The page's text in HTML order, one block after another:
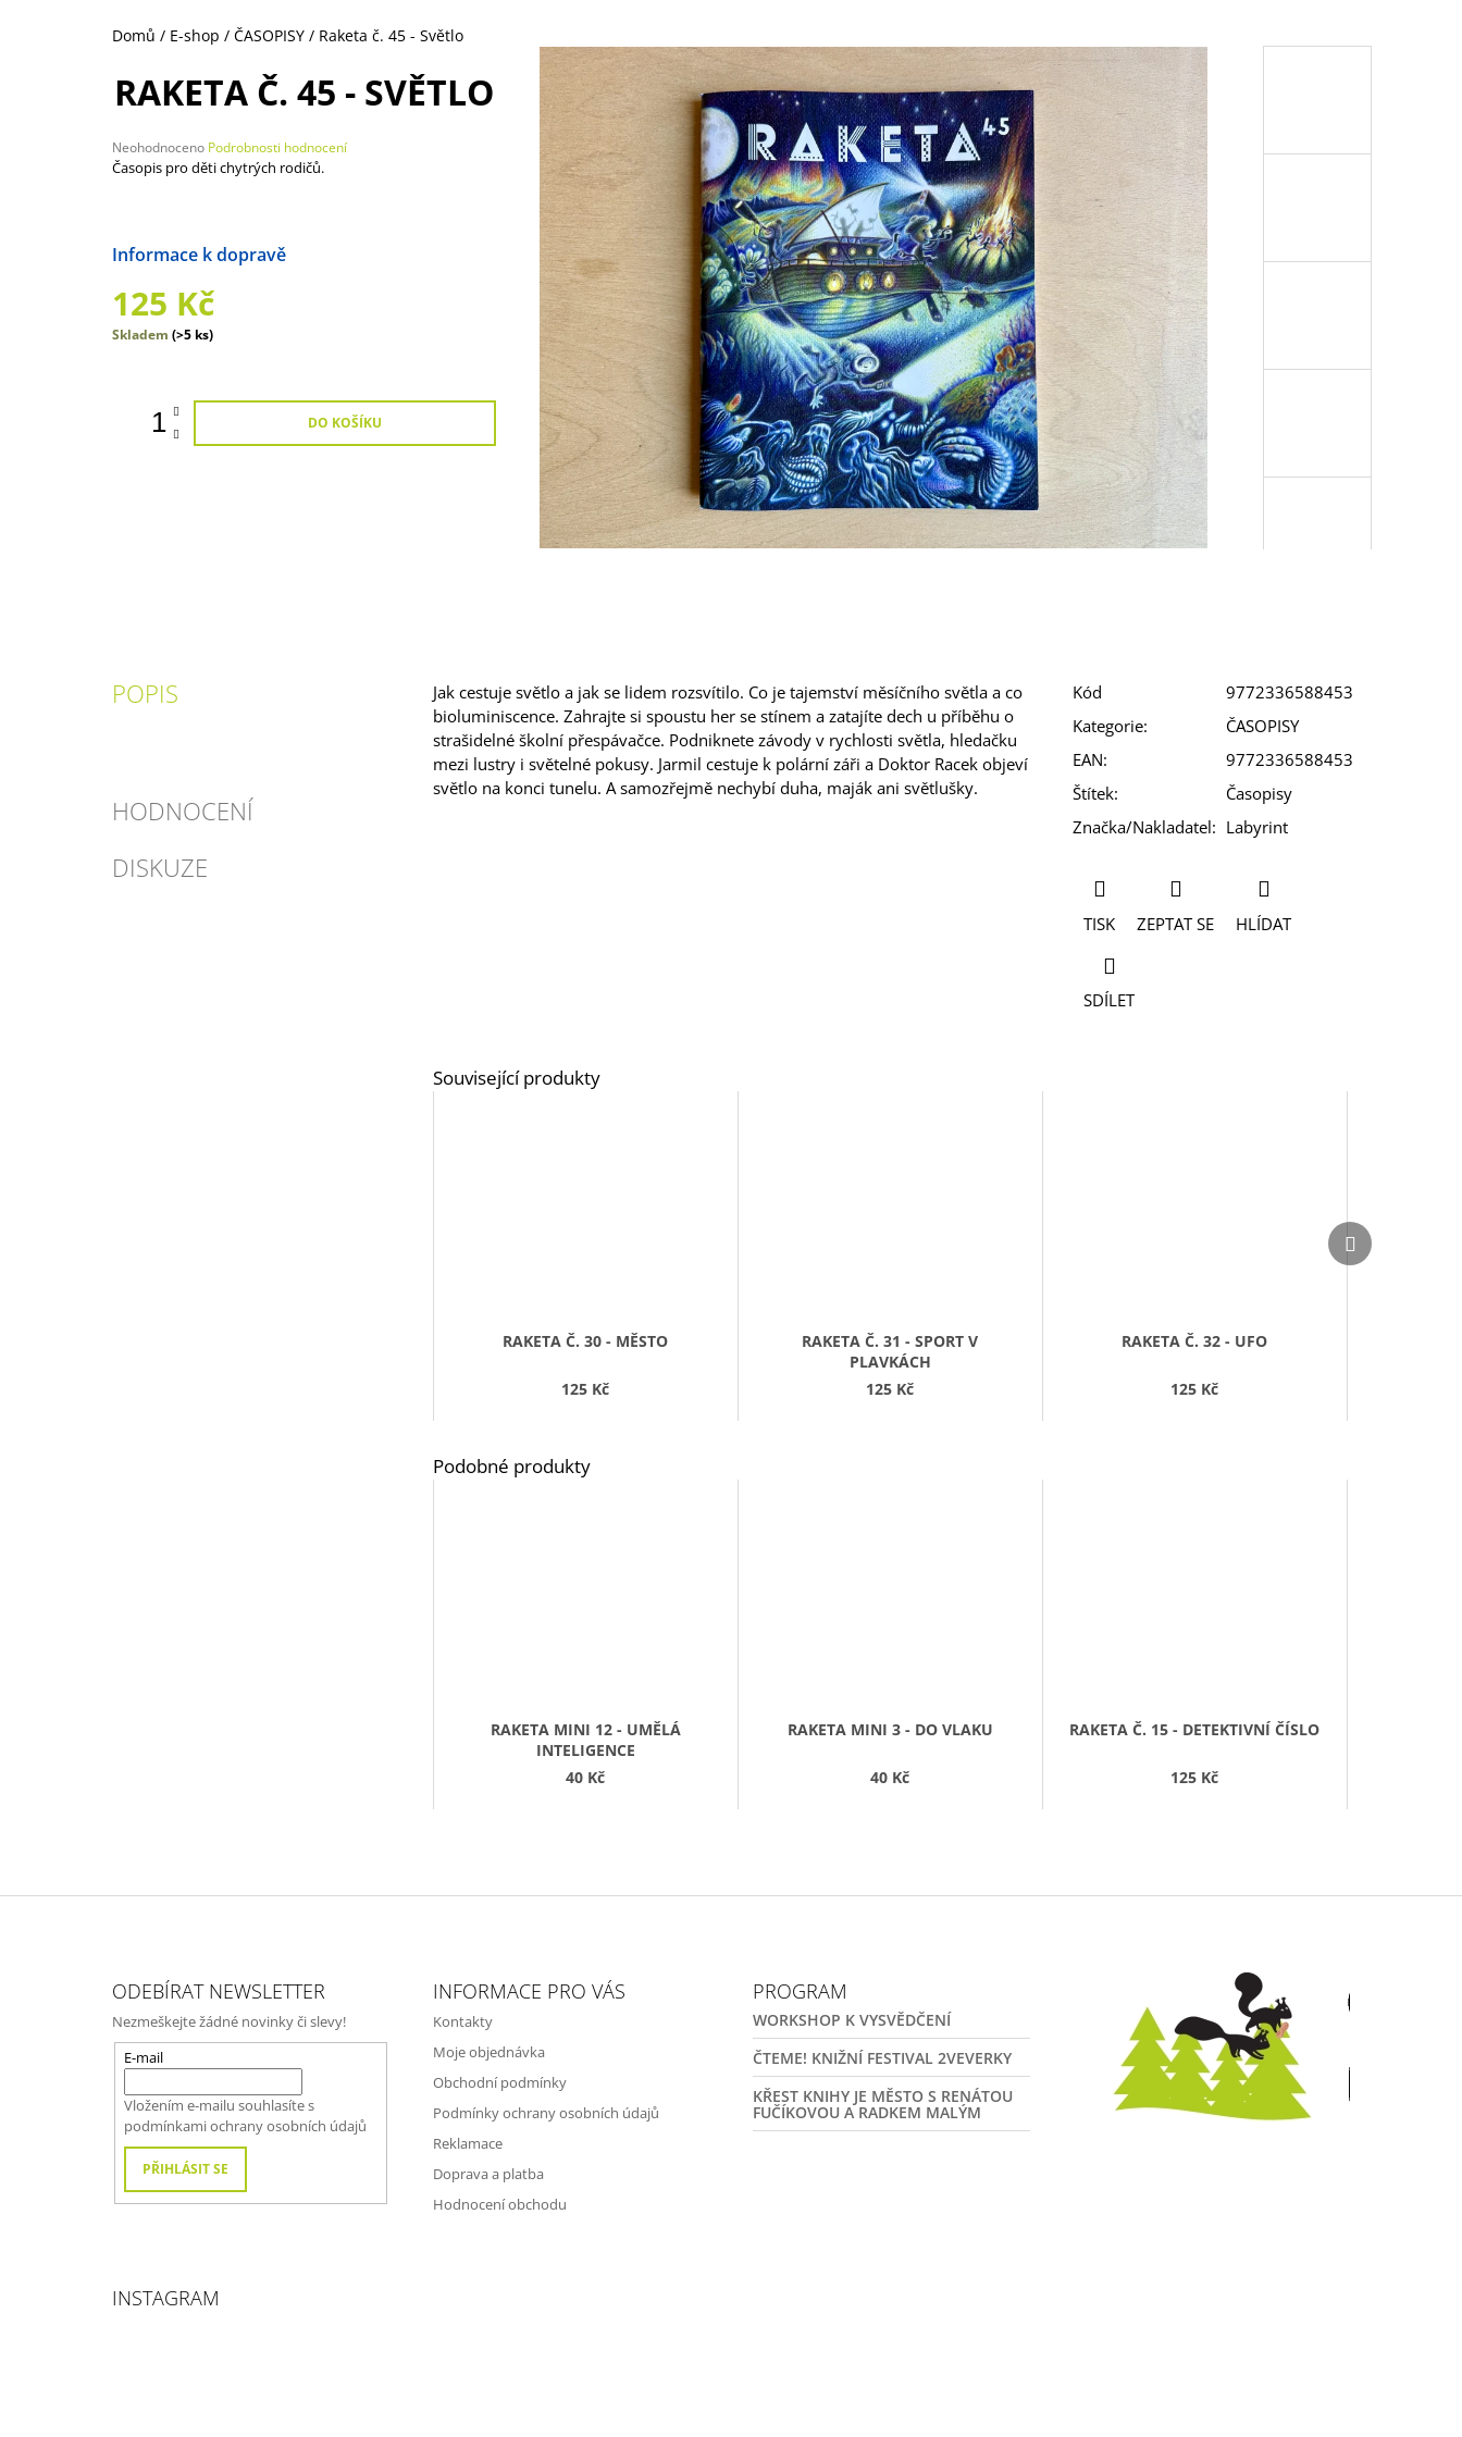
Domů / E-shop / ČASOPISY / Raketa č. 45 - Světlo
RAKETA Č. 45 - SVĚTLO
Průměrné
hodnocení
z
5
Neohodnoceno Podrobnosti hodnocení
Časopis pro děti chytrých rodičů.
125 Kč
Měrná
Skladem (>5 ks)
DO KOŠÍKU
POPIS
HODNOCENÍ
DISKUZE
Jak cestuje světlo a jak se lidem rozsvítilo. Co je tajemství měsíčního světla a co
bioluminiscence. Zahrajte si spoustu her se stínem a zatajíte dech u příběhu o
strašidelné školní přespávačce. Podniknete závody v rychlosti světla, hledačku
mezi lustry i světelné pokusy. Jarmil cestuje k polární záři a Doktor Racek objeví
světlo na konci tunelu. A samozřejmě nechybí duha, maják ani světlušky.
Kód
9772336588453
Kategorie:
ČASOPISY
EAN:
9772336588453
Štítek:
Časopisy
Značka/Nakladatel: Labyrint
TISK ZEPTAT SE HLÍDAT
SDÍLET
RAKETA Č. 30 - MĚSTO
125 Kč
RAKETA Č. 31 - SPORT V
PLAVKÁCH
125 Kč
RAKETA Č. 32 - UFO
125 Kč
Další
produkt
RAKETA MINI 12 - UMĚLÁ
INTELIGENCE
40 Kč
RAKETA MINI 3 - DO VLAKU
40 Kč
RAKETA Č. 15 - DETEKTIVNÍ ČÍSLO
125 Kč
Další
produkt
ODEBÍRAT NEWSLETTER
Nezmeškejte žádné novinky či slevy!
E-mail
Vložením e-mailu souhlasíte s
podmínkami ochrany osobních údajů
PŘIHLÁSIT SE
INFORMACE PRO VÁS
Kontakty
Moje objednávka
Obchodní podmínky
Podmínky ochrany osobních údajů
Reklamace
Doprava a platba
Hodnocení obchodu
PROGRAM
WORKSHOP K VYSVĚDČENÍ
ČTEME! KNIŽNÍ FESTIVAL 2VEVERKY
KŘEST KNIHY JE MĚSTO S RENÁTOU
FUČÍKOVOU A RADKEM MALÝM
INSTAGRAM